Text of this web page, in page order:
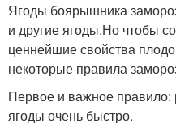
Ягоды боярышника
и другие ягоды.Но чтобы
ценнейшие свойства
некоторые правила
Первое и важное правило:
ягоды очень быстро.